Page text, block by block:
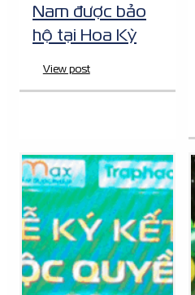
Nam được bảo
hộ tại Hoa Kỳ
View post